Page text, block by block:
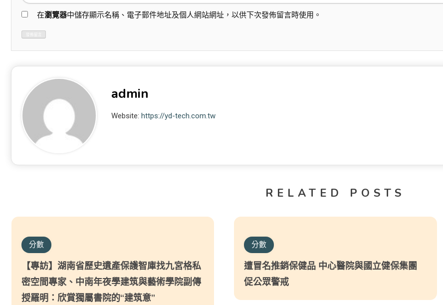
在瀏覽器中儲存顯示名稱、電子郵件地址及個人網站網址，以供下次發佈留言時使用。
admin
Website:https://yd-tech.com.tw
RELATED POSTS
分數
【專訪】湖南省歷史遺產保護智庫找九宮格私
密空間專家、中南年夜學建筑與藝術學院副傳
授羅明：欣賞獨屬書院的“建筑意”
分數
遭冒名推銷保健品 中心醫院與國立健保集團
促公眾警戒